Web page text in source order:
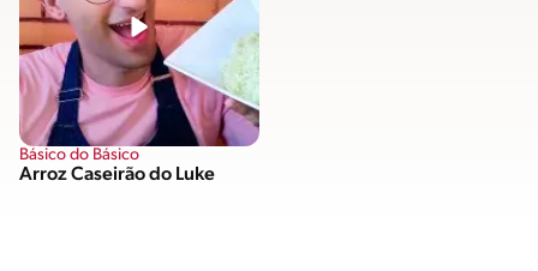
Básico do Básico
Arroz Caseirão do Luke